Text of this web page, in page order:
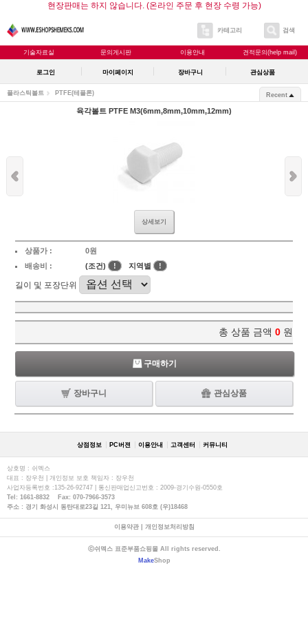
현장판매는 하지 않습니다. (온라인 주문 후 현장 수령 가능)
카테고리 검색
기술자료실 문의게시판 이용안내 견적문의(help mail)
로그인 마이페이지 장바구니 관심상품
플라스틱볼트 PTFE(테플론) Recent
육각볼트 PTFE M3(6mm,8mm,10mm,12mm)
상세보기
상품가 :
0원
배송비 :
(조건) ! 지역별 !
길이 및 포장단위
총 상품 금액 0 원
구매하기
장바구니 관심상품
상점정보 PC버젼 이용안내 고객센터 커뮤니티
상호명 : 쉬멕스
대표 : 장우천 | 개인정보 보호 책임자 : 장우천
사업자등록번호 :135-26-92747 | 통신판매업신고번호 : 2009-경기수원-0550호
Tel: 1661-8832 Fax: 070-7966-3573
주소 : 경기 화성시 동탄대로23길 121, 우미뉴브 608호 (우)18468
이용약관| 개인정보처리방침
ⓒ쉬멕스 표준부품쇼핑몰 All rights reserved.
MakeShop